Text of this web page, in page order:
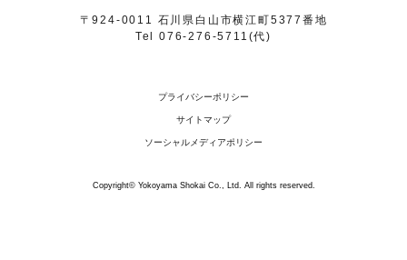
〒924-0011 石川県白山市横江町5377番地
Tel 076-276-5711(代)
プライバシーポリシー
サイトマップ
ソーシャルメディアポリシー
Copyright© Yokoyama Shokai Co., Ltd. All rights reserved.